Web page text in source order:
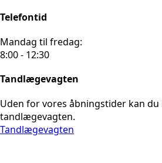
Telefontid
Mandag til fredag:
8:00 - 12:30
Tandlægevagten
Uden for vores åbningstider kan
tandlægevagten.
Tandlægevagten